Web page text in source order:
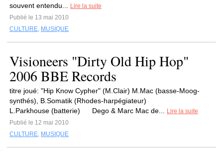
souvent entendu...
Lire la suite
Publié le 13 mai 2010
CULTURE, MUSIQUE
Visioneers "Dirty Old Hip Hop"
2006 BBE Records
titre joué: "Hip Know Cypher" (M.Clair) M.Mac (basse-Moog-
synthés), B.Somatik (Rhodes-harpégiateur)
L.Parkhouse (batterie) Dego & Marc Mac de...
Lire la suite
Publié le 12 mai 2010
CULTURE, MUSIQUE